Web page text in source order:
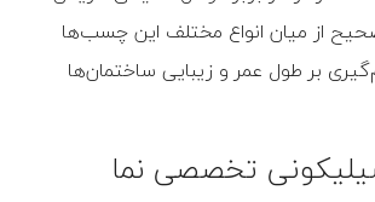
از میان انواع مختلف این چسب‌ها
بر طول عمر و زیبایی ساختمان‌ها
تخصصی نما